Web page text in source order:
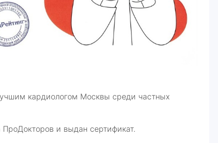
кардиологом Москвы среди частных
и выдан сертификат.